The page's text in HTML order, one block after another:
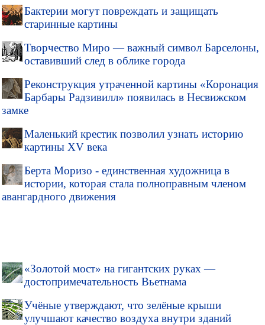
Бактерии могут повреждать и защищать
старинные картины
Творчество Миро — важный символ Барселоны,
оставивший след в облике города
Реконструкция утраченной картины «Коронация
Барбары Радзивилл» появилась в Несвижском
замке
Маленький крестик позволил узнать историю
картины XV века
Берта Моризо - единственная художница в
истории, которая стала полноправным членом
авангардного движения
«Золотой мост» на гигантских руках —
достопримечательность Вьетнама
Учёные утверждают, что зелёные крыши
улучшают качество воздуха внутри зданий